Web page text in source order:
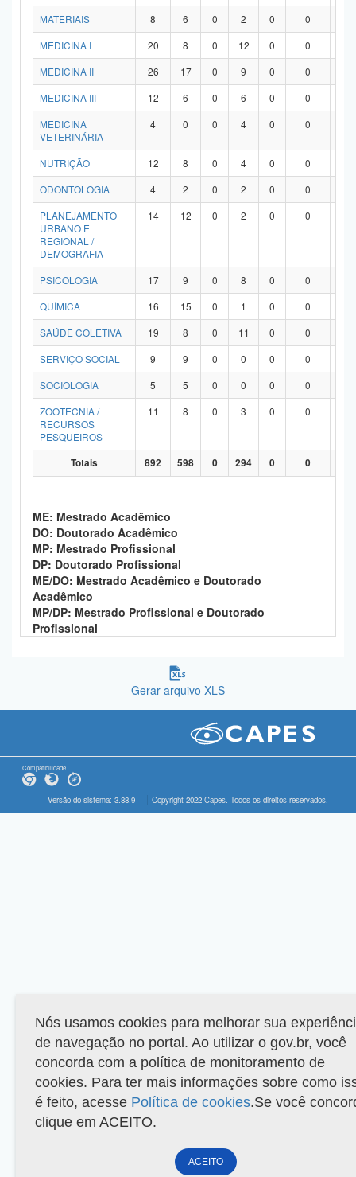
MATERIAIS 8 6 0 2 0 0
MEDICINA I
20 8 0 12 0 0
MEDICINA II
26 17 0 9 0 0
MEDICINA III
12 6 0 6 0 0
MEDICINA
VETERINÁRIA
4 0 0 4 0 0
NUTRIÇÃO 12 8 0 4 0 0
ODONTOLOGIA
4 2 0 2 0 0
PLANEJAMENTO
URBANO E
REGIONAL /
DEMOGRAFIA
14 12 0 2 0 0
PSICOLOGIA 17 9 0 8 0 0
QUÍMICA
16 15 0 1 0 0
SAÚDE COLETIVA
19 8 0 11 0 0
SERVIÇO SOCIAL
9 9 0 0 0 0
SOCIOLOGIA
5 5 0 0 0 0
ZOOTECNIA /
RECURSOS
PESQUEIROS
11 8 0 3 0 0
Totais 892 598 0 294 0 0
ME: Mestrado Acadêmico
DO: Doutorado Acadêmico
MP: Mestrado Profissional
DP: Doutorado Profissional
ME/DO: Mestrado Acadêmico e Doutorado
Acadêmico
MP/DP: Mestrado Profissional e Doutorado
Profissional
Gerar arquivo XLS
Compatibilidade
Versão do sistema: 3.88.9 Copyright 2022 Capes. Todos os direitos reservados.
Nós usamos cookies para melhorar sua
de navegação no portal. Ao utilizar o gov.br, você
concorda com a política de monitoramento de
cookies. Para ter mais informações sobre como
é feito, acesse Política de cookies.Se você
clique em ACEITO.
ACEITO